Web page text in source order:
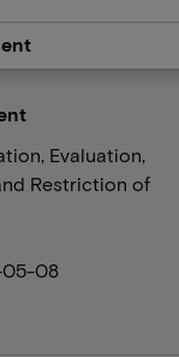
Evaluation,
Restriction of
05-08